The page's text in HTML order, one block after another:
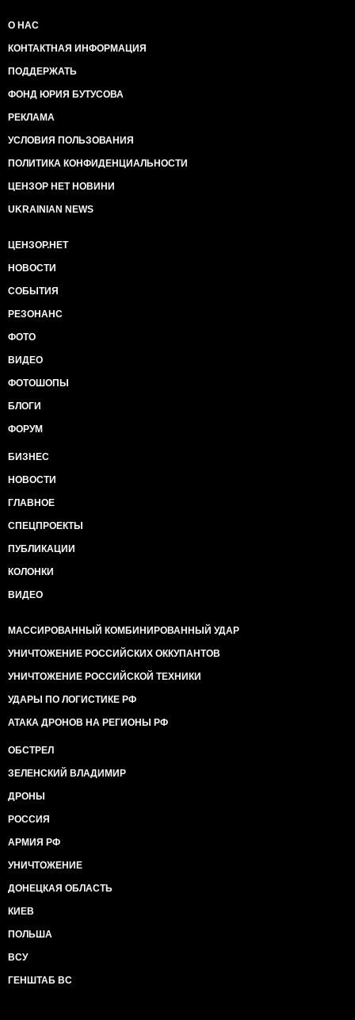
О НАС
КОНТАКТНАЯ ИНФОРМАЦИЯ
ПОДДЕРЖАТЬ
ФОНД ЮРИЯ БУТУСОВА
РЕКЛАМА
УСЛОВИЯ ПОЛЬЗОВАНИЯ
ПОЛИТИКА КОНФИДЕНЦИАЛЬНОСТИ
ЦЕНЗОР НЕТ НОВИНИ
UKRAINIAN NEWS
ЦЕНЗОР.НЕТ
НОВОСТИ
СОБЫТИЯ
РЕЗОНАНС
ФОТО
ВИДЕО
ФОТОШОПЫ
БЛОГИ
ФОРУМ
БИЗНЕС
НОВОСТИ
ГЛАВНОЕ
СПЕЦПРОЕКТЫ
ПУБЛИКАЦИИ
КОЛОНКИ
ВИДЕО
МАССИРОВАННЫЙ КОМБИНИРОВАННЫЙ УДАР
УНИЧТОЖЕНИЕ РОССИЙСКИХ ОККУПАНТОВ
УНИЧТОЖЕНИЕ РОССИЙСКОЙ ТЕХНИКИ
УДАРЫ ПО ЛОГИСТИКЕ РФ
АТАКА ДРОНОВ НА РЕГИОНЫ РФ
ОБСТРЕЛ
ЗЕЛЕНСКИЙ ВЛАДИМИР
ДРОНЫ
РОССИЯ
АРМИЯ РФ
УНИЧТОЖЕНИЕ
ДОНЕЦКАЯ ОБЛАСТЬ
КИЕВ
ПОЛЬША
ВСУ
ГЕНШТАБ ВС